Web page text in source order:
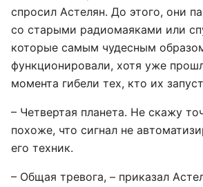
спросил Астелян. До этого, они
со старыми радиомаяками или
которые самым чудесным
функционировали, хотя уже
момента гибели тех, кто их
– Четвертая планета. Не скажу
похоже, что сигнал не
его техник.
– Общая тревога, – приказал